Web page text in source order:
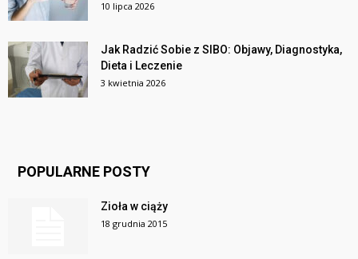
10 lipca 2026
Jak Radzić Sobie z SIBO: Objawy, Diagnostyka,
Dieta i Leczenie
3 kwietnia 2026
POPULARNE POSTY
Zioła w ciąży
18 grudnia 2015